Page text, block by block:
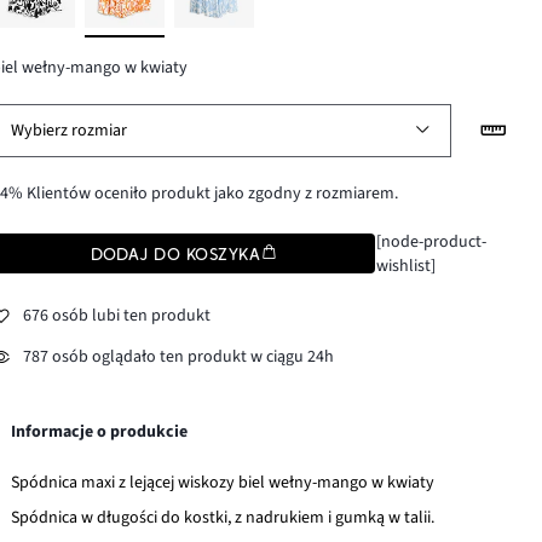
wełny-mango w kwiaty
Wybierz rozmiar
Klientów oceniło produkt jako zgodny z rozmiarem.
DODAJ DO KOSZYKA
[node-product-
wishlist]
676 osób lubi ten produkt
787 osób oglądało ten produkt w ciągu 24h
Informacje o produkcie
Spódnica maxi z lejącej wiskozy biel wełny-mango w kwiaty
Spódnica w długości do kostki, z nadrukiem i gumką w talii.